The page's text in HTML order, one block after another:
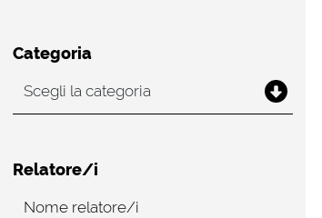
Categoria
Relatore/i